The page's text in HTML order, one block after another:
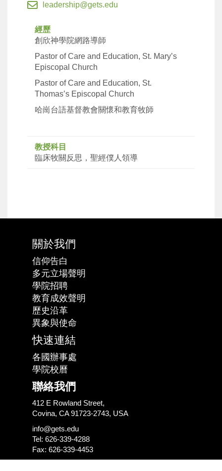
leadership@gets.edu
經歷
創欣神學院網路導師
Pastor of Care and Education, St. Mary’s
Episcopal Church
Pastor of Care and Education, St.
Thomas’s Episcopal Church
哈崗台語基督教會關懷和教育牧師
教授科目
臨床牧關反思，聖經僕人領導
關於我們
信仰告白
多元立場聲明
學院招聘
教育成效聲明
歷史沿革
異象與使命
快速連結
各國辦事處
學院校曆
聯絡我們
412 E Rowland Street,
Covina, CA 91723-2743, USA
info@gets.edu
Tel: 626-339-4288
Fax: 626-339-4453